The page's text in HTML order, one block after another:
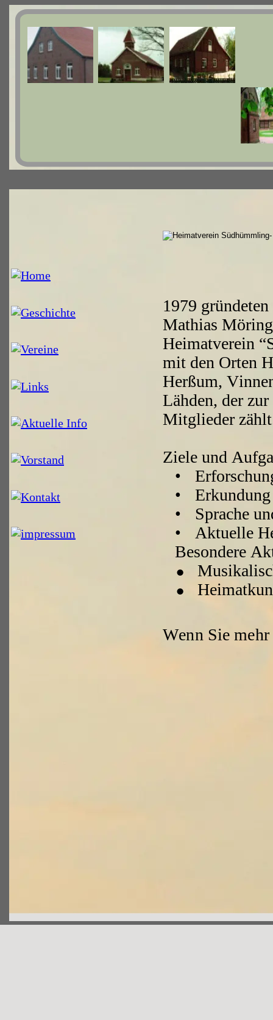
1979
Mathias
Heimatverein
mit den Orten
Herßum,
Lähden, der
Mitglieder
Ziele und
•
•
•
Sprache
•
Aktuelle
Besondere
•
•
Wenn Sie